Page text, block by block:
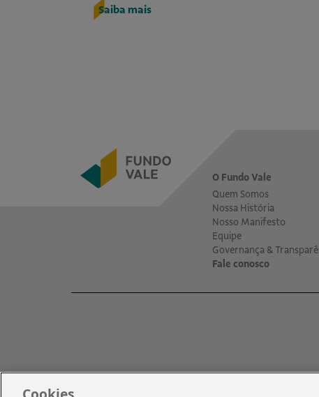
Saiba mais
O Fundo Vale
Quem Somos
Nossa História
Nosso Manifesto
Equipe
Governança &
Fale conosco